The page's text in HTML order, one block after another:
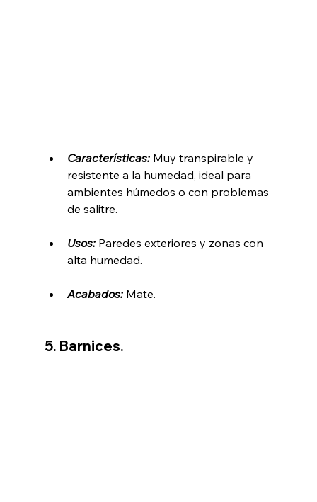
Características: Muy transpirable y
resistente a la humedad, ideal para
ambientes húmedos o con problemas
de salitre.
Usos: Paredes exteriores y zonas con
alta humedad.
Acabados: Mate.
5. Barnices.